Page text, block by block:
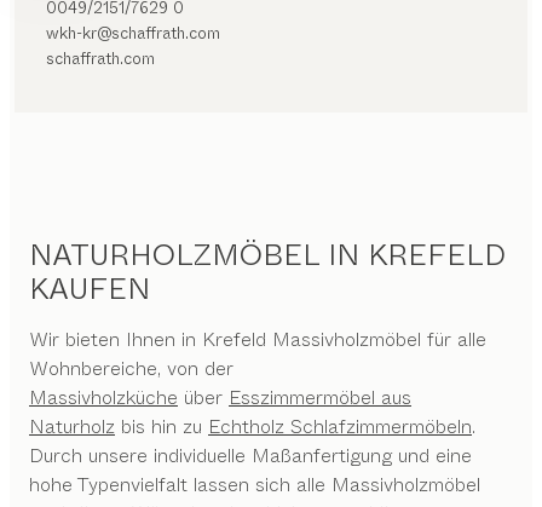
0049/2151/7629 0
wkh-kr@schaffrath.com
schaffrath.com
NATURHOLZMÖBEL IN KREFELD
KAUFEN
Wir bieten Ihnen in Krefeld Massivholzmöbel für alle
Wohnbereiche, von der
Massivholzküche über Esszimmermöbel aus
Naturholz bis hin zu Echtholz Schlafzimmermöbeln.
Durch unsere individuelle Maßanfertigung und eine
hohe Typenvielfalt lassen sich alle Massivholzmöbel